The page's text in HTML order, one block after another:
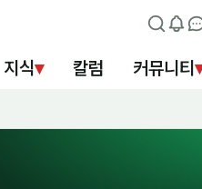
지식▾ 칼럼 커뮤니티